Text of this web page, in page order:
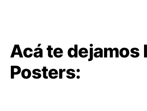
Acá te dejamos
Posters: